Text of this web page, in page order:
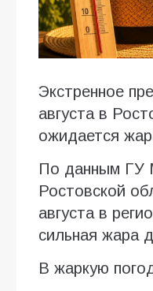
Экстренное
августа в
ожидается
По данным ГУ
Ростовской
августа в
сильная жара
В жаркую